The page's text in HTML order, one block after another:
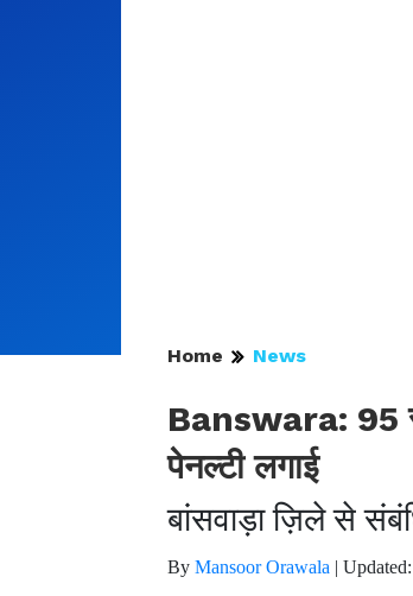
Home News
Banswara: 95
पेनल्टी लगाई
बांसवाड़ा ज़िले से
By Mansoor Orawala |